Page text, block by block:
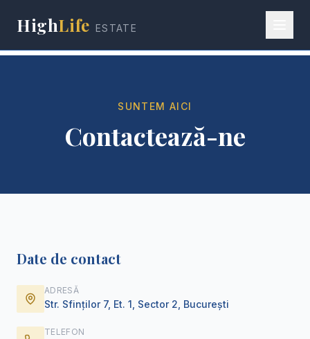
HighLife ESTATE
SUNTEM AICI
Contactează-ne
Date de contact
ADRESĂ
Str. Sfinților 7, Et. 1, Sector 2, București
TELEFON